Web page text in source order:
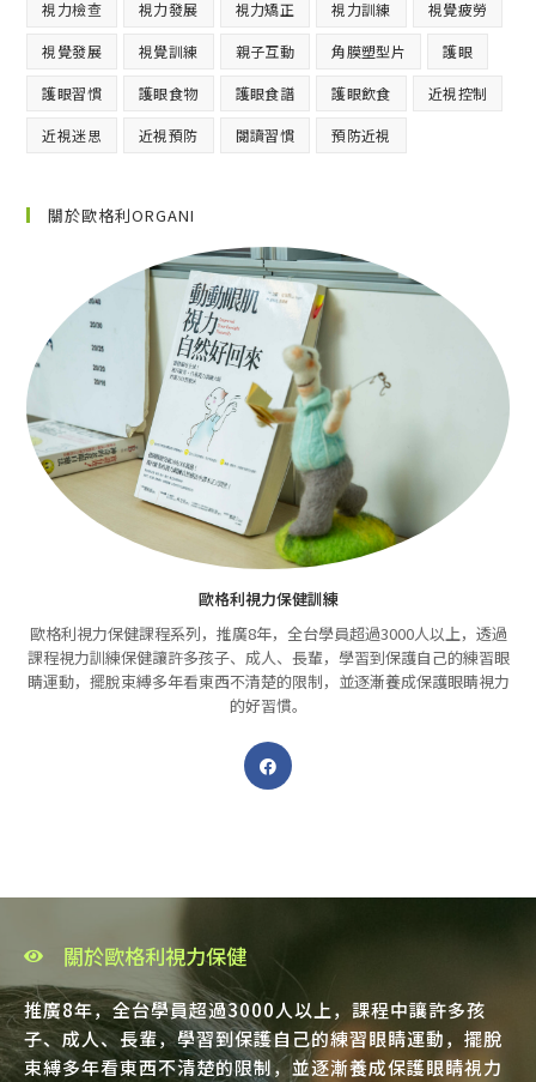
視力檢查 視力發展 視力矯正 視力訓練 視覺疲勞
視覺發展 視覺訓練 親子互動 角膜塑型片 護眼
護眼習慣 護眼食物 護眼食譜 護眼飲食 近視控制
近視迷思 近視預防 閱讀習慣 預防近視
關於歐格利ORGANI
歐格利視力保健訓練
歐格利視力保健課程系列，推廣8年，全台學員超過3000人以上，透過
課程視力訓練保健讓許多孩子、成人、長輩，學習到保護自己的練習眼
睛運動，擺脫束縛多年看東西不清楚的限制，並逐漸養成保護眼睛視力
的好習慣。
關於歐格利視力保健
推廣8年，全台學員超過3000人以上，課程中讓許多孩
子、成人、長輩，學習到保護自己的練習眼睛運動，擺脫
束縛多年看東西不清楚的限制，並逐漸養成保護眼睛視力